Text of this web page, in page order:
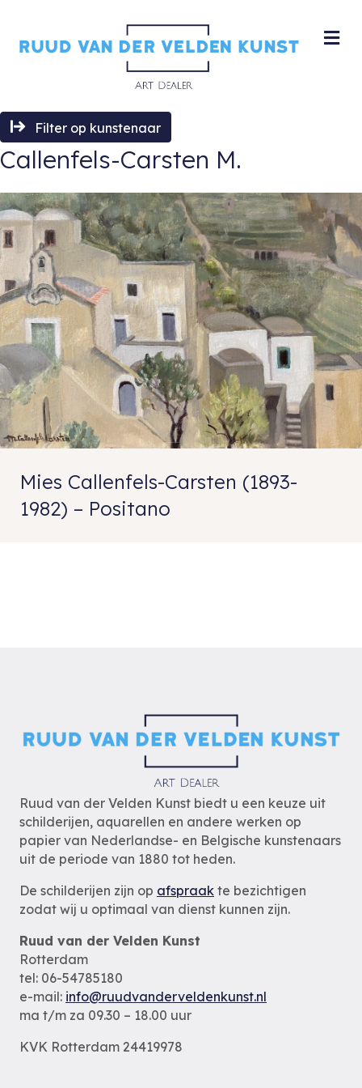
Filter op kunstenaar
Callenfels-Carsten M.
Mies Callenfels-Carsten (1893-
1982) – Positano
Ruud van der Velden Kunst biedt u een keuze uit
schilderijen, aquarellen en andere werken op
papier van Nederlandse- en Belgische kunstenaars
uit de periode van 1880 tot heden.
De schilderijen zijn op afspraak te bezichtigen
zodat wij u optimaal van dienst kunnen zijn.
Ruud van der Velden Kunst
Rotterdam
tel: 06-54785180
e-mail: info@ruudvanderveldenkunst.nl
ma t/m za 09.30 – 18.00 uur
KVK Rotterdam 24419978